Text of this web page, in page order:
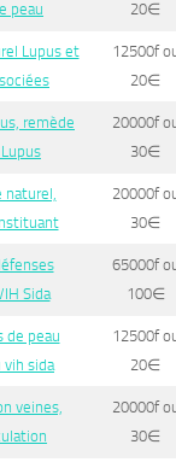
peau
20∈
Lupus et
12500f
20∈
remède
20000f
30∈
naturel,
20000f
30∈
Sida
65000f
100∈
de peau
vih sida
12500f
20∈
veines,
20000f
30∈